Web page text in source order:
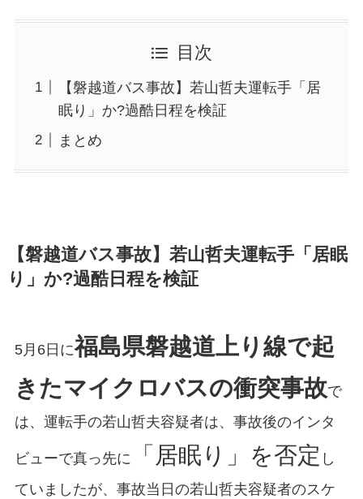
目次
【磐越道バス事故】若山哲夫運転手「居
眠り」か?過酷日程を検証
まとめ
【磐越道バス事故】若山哲夫運転手「居眠
り」か?過酷日程を検証
5月6日に福島県磐越道上り線で起
きたマイクロバスの衝突事故で
は、運転手の若山哲夫容疑者は、事故後のインタ
ビューで真っ先に 「居眠り」を否定 し
ていましたが、事故当日の若山哲夫容疑者のスケ